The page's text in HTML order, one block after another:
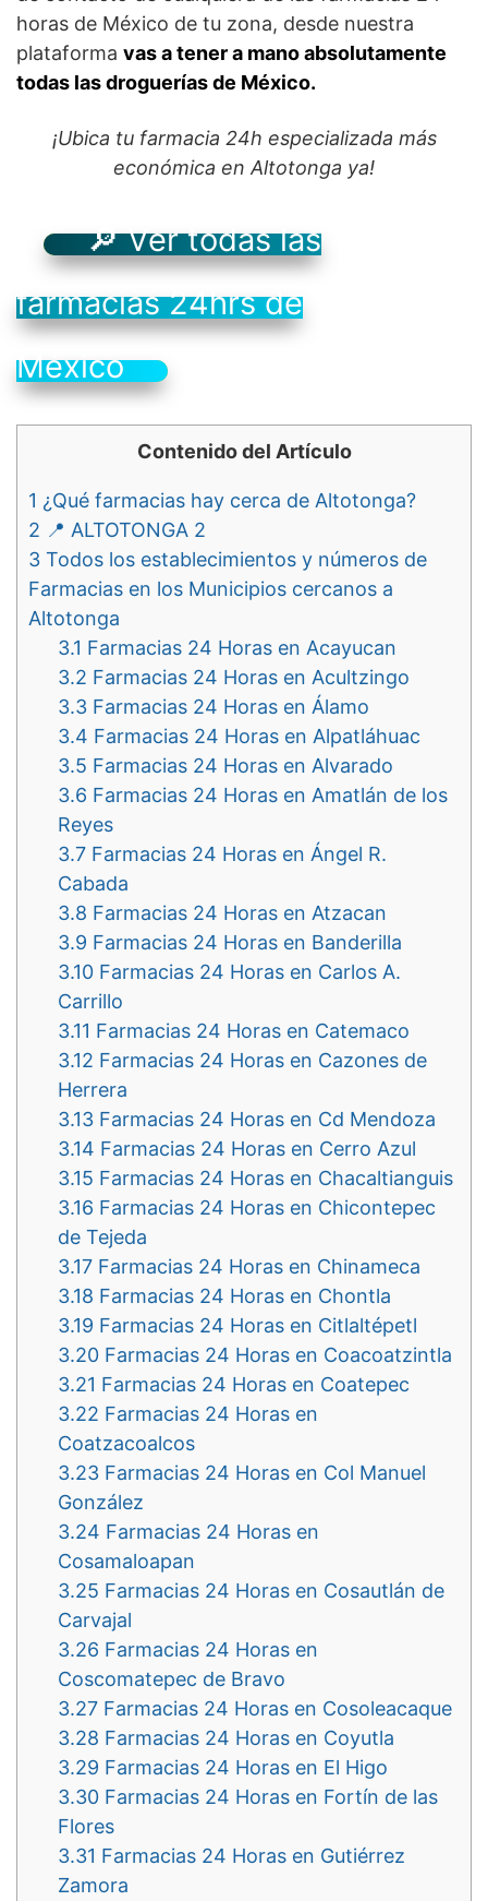
horas de México de tu zona, desde nuestra
plataforma vas a tener a mano absolutamente
todas las droguerías de México.
¡Ubica tu farmacia 24h especializada más
económica en Altotonga ya!
🔎 Ver todas las
farmacias 24hrs de
México
Contenido del Artículo
1 ¿Qué farmacias hay cerca de Altotonga?
2 📍 ALTOTONGA 2
3 Todos los establecimientos y números de
Farmacias en los Municipios cercanos a
Altotonga
3.1 Farmacias 24 Horas en Acayucan
3.2 Farmacias 24 Horas en Acultzingo
3.3 Farmacias 24 Horas en Álamo
3.4 Farmacias 24 Horas en Alpatláhuac
3.5 Farmacias 24 Horas en Alvarado
3.6 Farmacias 24 Horas en Amatlán de los
Reyes
3.7 Farmacias 24 Horas en Ángel R.
Cabada
3.8 Farmacias 24 Horas en Atzacan
3.9 Farmacias 24 Horas en Banderilla
3.10 Farmacias 24 Horas en Carlos A.
Carrillo
3.11 Farmacias 24 Horas en Catemaco
3.12 Farmacias 24 Horas en Cazones de
Herrera
3.13 Farmacias 24 Horas en Cd Mendoza
3.14 Farmacias 24 Horas en Cerro Azul
3.15 Farmacias 24 Horas en Chacaltianguis
3.16 Farmacias 24 Horas en Chicontepec
de Tejeda
3.17 Farmacias 24 Horas en Chinameca
3.18 Farmacias 24 Horas en Chontla
3.19 Farmacias 24 Horas en Citlaltépetl
3.20 Farmacias 24 Horas en Coacoatzintla
3.21 Farmacias 24 Horas en Coatepec
3.22 Farmacias 24 Horas en
Coatzacoalcos
3.23 Farmacias 24 Horas en Col Manuel
González
3.24 Farmacias 24 Horas en
Cosamaloapan
3.25 Farmacias 24 Horas en Cosautlán de
Carvajal
3.26 Farmacias 24 Horas en
Coscomatepec de Bravo
3.27 Farmacias 24 Horas en Cosoleacaque
3.28 Farmacias 24 Horas en Coyutla
3.29 Farmacias 24 Horas en El Higo
3.30 Farmacias 24 Horas en Fortín de las
Flores
3.31 Farmacias 24 Horas en Gutiérrez
Zamora